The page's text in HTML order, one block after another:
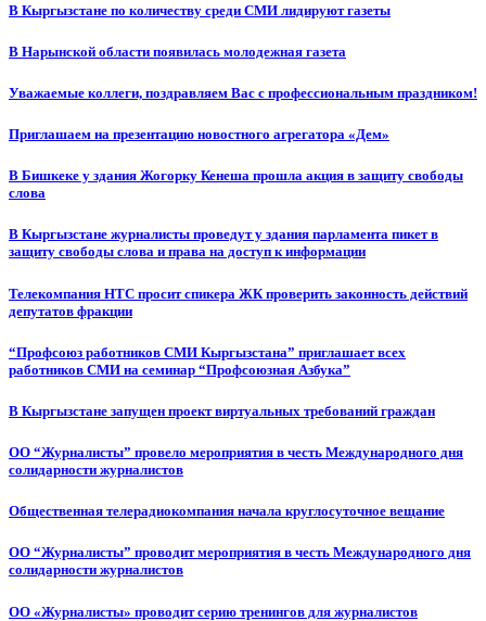
В Кыргызстане по количеству среди СМИ лидируют газеты
В Нарынской области появилась молодежная газета
Уважаемые коллеги, поздравляем Вас с профессиональным праздником!
Приглашаем на презентацию новостного агрегатора «Дем»
В Бишкеке у здания Жогорку Кенеша прошла акция в защиту свободы
слова
В Кыргызстане журналисты проведут у здания парламента пикет в
защиту свободы слова и права на доступ к информации
Телекомпания НТС просит спикера ЖК проверить законность действий
депутатов фракции
“Профсоюз работников СМИ Кыргызстана” приглашает всех
работников СМИ на семинар “Профсоюзная Азбука”
В Кыргызстане запущен проект виртуальных требований граждан
ОО “Журналисты” провело мероприятия в честь Международного дня
солидарности журналистов
Общественная телерадиокомпания начала круглосуточное вещание
ОО “Журналисты” проводит мероприятия в честь Международного дня
солидарности журналистов
ОО «Журналисты» проводит серию тренингов для журналистов